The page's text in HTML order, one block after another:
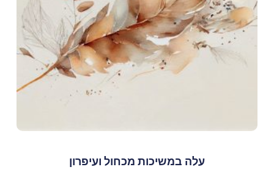
עלה במשיכות מכחול ועיפרון